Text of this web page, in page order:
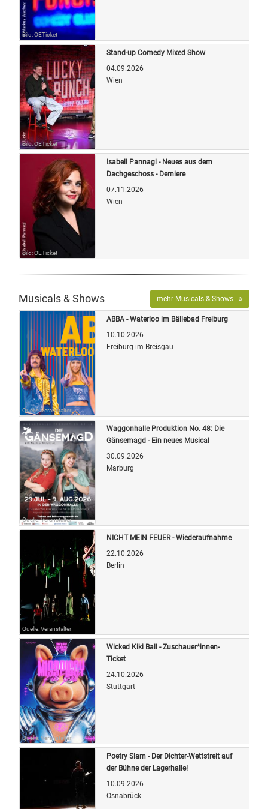
Bild: OETicket
Bild: OETicket
Stand-up Comedy Mixed Show
04.09.2026
Wien
Bild: OETicket
Isabell Pannagl - Neues aus dem
Dachgeschoss - Derniere
07.11.2026
Wien
Musicals & Shows mehr Musicals & Shows
Quelle: Veranstalter
ABBA - Waterloo im Bällebad Freiburg
10.10.2026
Freiburg im Breisgau
Quelle: Veranstalter
Waggonhalle Produktion No. 48: Die
Gänsemagd - Ein neues Musical
30.09.2026
Marburg
Quelle: Veranstalter
NICHT MEIN FEUER - Wiederaufnahme
22.10.2026
Berlin
Quelle: Veranstalter
Wicked Kiki Ball - Zuschauer*innen-
Ticket
24.10.2026
Stuttgart
Poetry Slam - Der Dichter-Wettstreit auf
der Bühne der Lagerhalle!
10.09.2026
Osnabrück